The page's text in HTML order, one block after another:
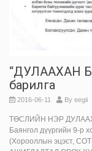
“ДУЛААХАН
барилга
2016-06-11 By eegii
ТӨСЛИЙН НЭР
Баянгол дүүргийн 9-р
(Хорооллын эцэст,